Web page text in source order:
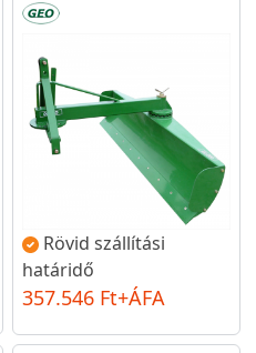
Rövid szállítási
határidő
357.546 Ft+ÁFA